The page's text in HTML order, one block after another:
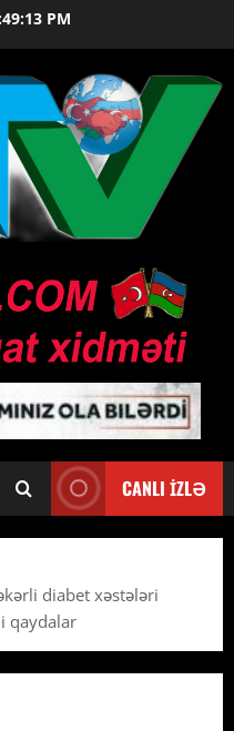
PM
CANLI İZLƏ
diabet xəstələri
qaydalar